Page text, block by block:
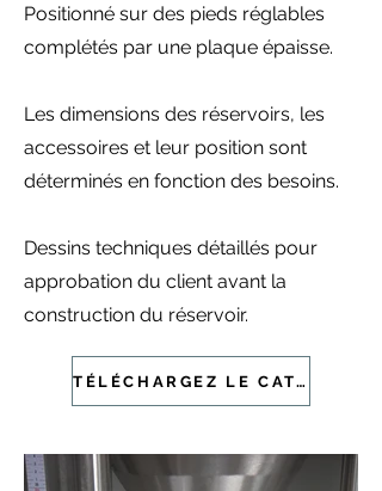
Positionné sur des pieds réglables
complétés par une plaque épaisse.
Les dimensions des réservoirs, les
accessoires et leur position sont
déterminés en fonction des besoins.
Dessins techniques détaillés pour
approbation du client avant la
construction du réservoir.
TÉLÉCHARGEZ LE CATALOGUE